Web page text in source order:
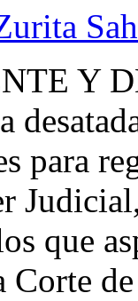
Y
para
que
Corte